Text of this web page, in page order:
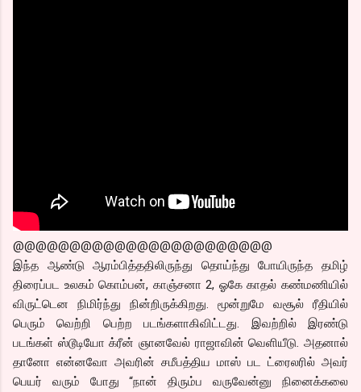
@@@@@@@@@@@@@@@@@@@@@@@
இந்த ஆண்டு ஆரம்பித்ததிலிருந்து தொய்ந்து போயிருந்த தமிழ்
திரைப்பட உலகம் கொம்பன், காஞ்சனா 2, ஓகே காதல் கண்மணியில்
விருட்டென நிமிர்ந்து நின்றிருக்கிறது. மூன்றுமே வசூல் ரீதியில்
பெரும் வெற்றி பெற்ற படங்களாகிவிட்டது. இவற்றில் இரண்டு
படங்கள் ஸ்டூடியோ க்ரீன் ஞானவேல் ராஜாவின் வெளியீடு. அதனால்
தானோ என்னவோ அவரின் சமீபத்திய மாஸ் பட ட்ரைலரில் அவர்
பெயர் வரும் போது “நான் திரும்ப வருவேன்னு நினைக்கலை